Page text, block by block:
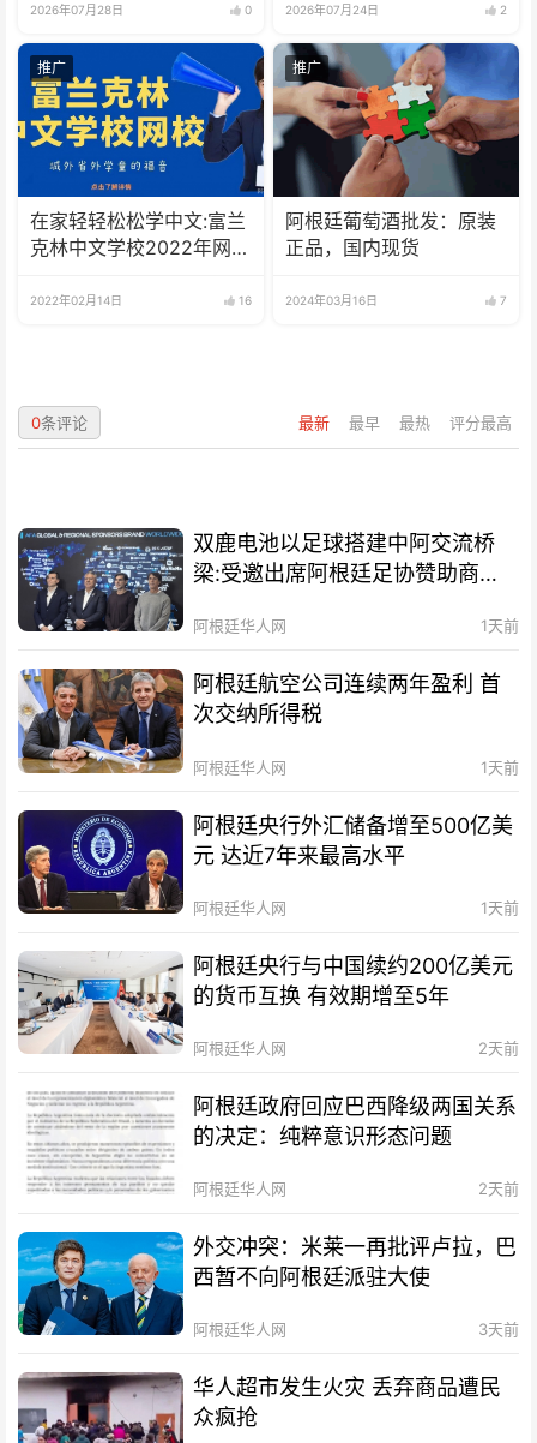
2026年07月28日 0 2026年07月24日 2
推广
在家轻轻松松学中文:富兰
克林中文学校2022年网校
2022年02月14日 16
推广
阿根廷葡萄酒批发：原装
正品，国内现货
2024年03月16日 7
最新 最早 最热 评分最高
0条评论
双鹿电池以足球搭建中阿交流桥
梁:受邀出席阿根廷足协赞助商招
阿根廷华人网 1天前
阿根廷航空公司连续两年盈利 首
次交纳所得税
阿根廷华人网 1天前
阿根廷央行外汇储备增至500亿美
元 达近7年来最高水平
阿根廷华人网 1天前
阿根廷央行与中国续约200亿美元
的货币互换 有效期增至5年
阿根廷华人网 2天前
阿根廷政府回应巴西降级两国关系
的决定：纯粹意识形态问题
阿根廷华人网 2天前
外交冲突：米莱一再批评卢拉，巴
西暂不向阿根廷派驻大使
阿根廷华人网 3天前
华人超市发生火灾 丢弃商品遭民
众疯抢